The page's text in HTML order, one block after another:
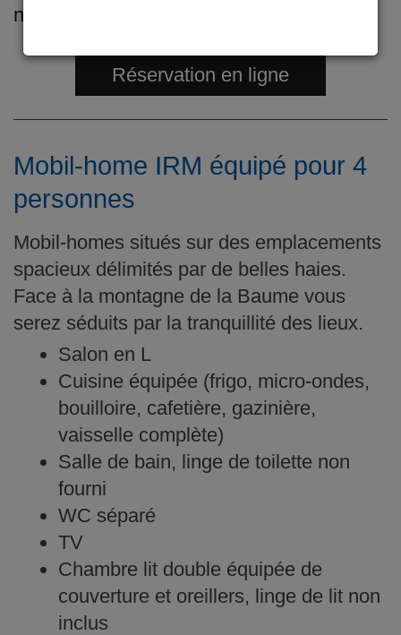
notre camping convivial.
Réservation en ligne
Mobil-home IRM équipé pour 4
personnes
Mobil-homes situés sur des emplacements
spacieux délimités par de belles haies.
Face à la montagne de la Baume vous
serez séduits par la tranquillité des lieux.
Salon en L
Cuisine équipée (frigo, micro-ondes,
bouilloire, cafetière, gazinière,
vaisselle complète)
Salle de bain, linge de toilette non
fourni
WC séparé
TV
Chambre lit double équipée de
couverture et oreillers, linge de lit non
inclus